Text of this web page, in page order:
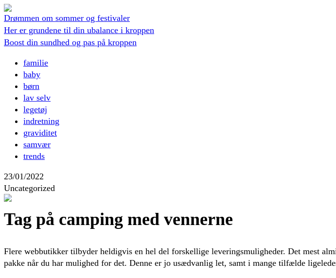
Drømmen om sommer og festivaler
Her er grundene til din ubalance i kroppen
Boost din sundhed og pas på kroppen
familie
baby
børn
lav selv
legetøj
indretning
graviditet
samvær
trends
23/01/2022
Uncategorized
Tag på camping med vennerne
Flere webbutikker tilbyder heldigvis en hel del forskellige leveringsmuligheder. Det mest
pakke når du har mulighed for det. Denne er jo usædvanlig let, samt i mange tilfælde